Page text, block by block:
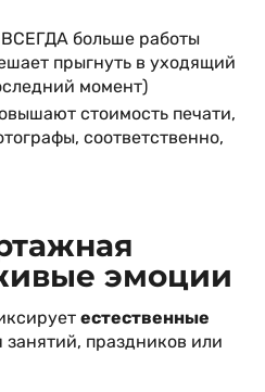
больше работы
прыгнуть в уходящий
момент)
стоимость печати,
соответственно,
эмоции
естественные
занятий, праздников или